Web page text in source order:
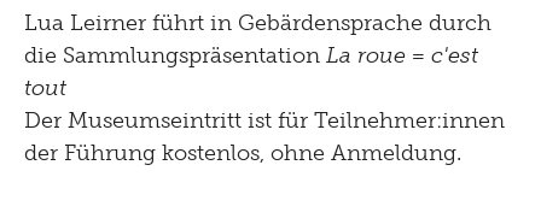
Lua Leirner führt in Gebärdensprache durch
die Sammlungspräsentation La roue = c'est
tout
Der Museumseintritt ist für Teilnehmer:innen
der Führung kostenlos, ohne Anmeldung.